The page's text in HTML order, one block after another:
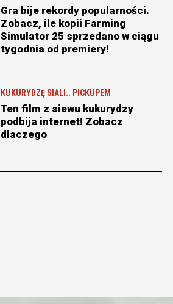
Gra bije rekordy popularności.
Zobacz, ile kopii Farming
Simulator 25 sprzedano w ciągu
tygodnia od premiery!
KUKURYDZĘ SIALI.. PICKUPEM
Ten film z siewu kukurydzy
podbija internet! Zobacz
dlaczego